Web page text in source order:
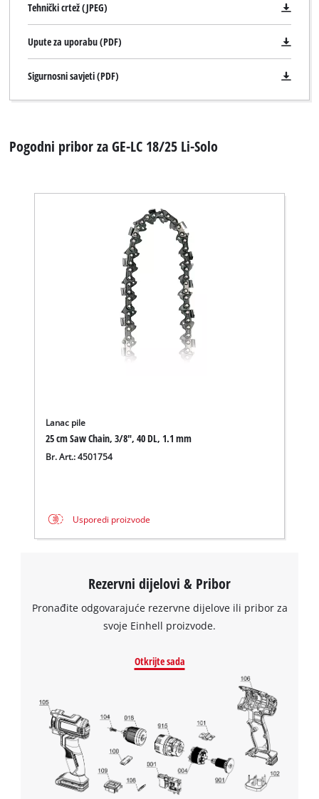
Tehnički crtež (JPEG)
Upute za uporabu (PDF)
Sigurnosni savjeti (PDF)
Pogodni pribor za GE-LC 18/25 Li-Solo
Lanac pile
25 cm Saw Chain, 3/8", 40 DL, 1.1 mm
Br. Art.: 4501754
Usporedi proizvode
Rezervni dijelovi & Pribor
Pronađite odgovarajuće rezervne dijelove ili pribor za
svoje Einhell proizvode.
Otkrijte sada